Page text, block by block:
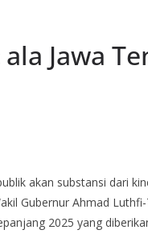
Jawa
akan substansi dari
Gubernur Ahmad
2025 yang